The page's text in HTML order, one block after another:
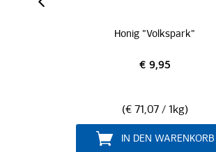
Hensslers Sturmtrio
€ 19,95
IN DEN